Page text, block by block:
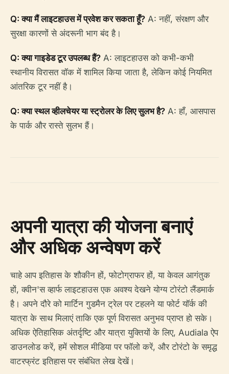
Q: क्या मैं लाइटहाउस में प्रवेश कर सकता हूँ? A: नहीं, संरक्षण और
सुरक्षा कारणों से अंदरूनी भाग बंद है।
Q: क्या गाइडेड टूर उपलब्ध हैं? A: लाइटहाउस को कभी-कभी
स्थानीय विरासत वॉक में शामिल किया जाता है, लेकिन कोई नियमित
आंतरिक टूर नहीं है।
Q: क्या स्थल व्हीलचेयर या स्ट्रोलर के लिए सुलभ है? A: हाँ, आसपास
के पार्क और रास्ते सुलभ हैं।
अपनी यात्रा की योजना बनाएं
और अधिक अन्वेषण करें
चाहे आप इतिहास के शौकीन हों, फोटोग्राफर हों, या केवल आगंतुक
हों, क्वीन'स व्हार्फ लाइटहाउस एक अवश्य देखने योग्य टोरंटो लैंडमार्क
है। अपने दौरे को मार्टिन गुडमैन ट्रेल पर टहलने या फोर्ट यॉर्क की
यात्रा के साथ मिलाएं ताकि एक पूर्ण विरासत अनुभव प्राप्त हो सके।
अधिक ऐतिहासिक अंतर्दृष्टि और यात्रा युक्तियों के लिए, Audiala ऐप
डाउनलोड करें, हमें सोशल मीडिया पर फॉलो करें, और टोरंटो के समृद्ध
वाटरफ्रंट इतिहास पर संबंधित लेख देखें।